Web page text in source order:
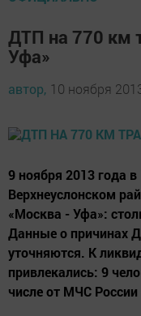
ДТП на 770 км
Уфа»
автор, 10 ноября
9 ноября 2013 года
Верхнеуслонском
«Москва - Уфа»:
Данные о причинах
уточняются. К
привлекались: 9
числе от МЧС